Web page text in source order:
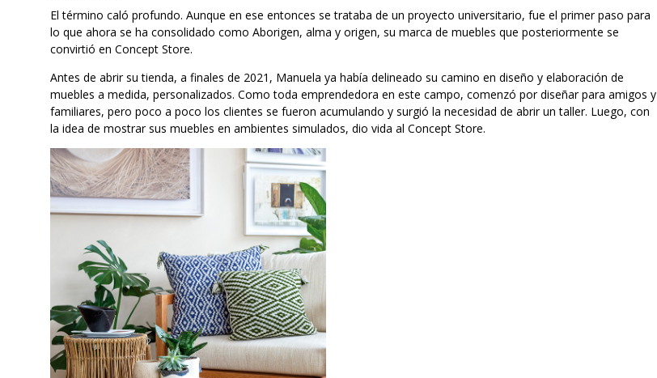
El término caló profundo. Aunque en ese entonces se trataba de un proyecto universitario, fue el primer paso para
lo que ahora se ha consolidado como Aborigen, alma y origen, su marca de muebles que posteriormente se
convirtió en Concept Store.
Antes de abrir su tienda, a finales de 2021, Manuela ya había delineado su camino en diseño y elaboración de
muebles a medida, personalizados. Como toda emprendedora en este campo, comenzó por diseñar para amigos y
familiares, pero poco a poco los clientes se fueron acumulando y surgió la necesidad de abrir un taller. Luego, con
la idea de mostrar sus muebles en ambientes simulados, dio vida al Concept Store.